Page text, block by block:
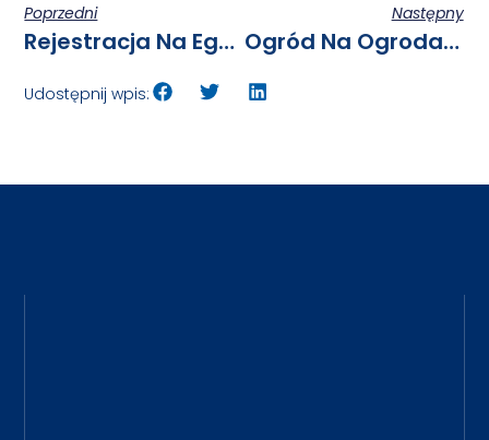
Poprzedni
Rejestracja Na Egzamin Certyfikacyjny Pisemny Na Poziomie B2 Z Języka Obcego
Następny
Ogród Na Ogrodach
Udostępnij wpis: